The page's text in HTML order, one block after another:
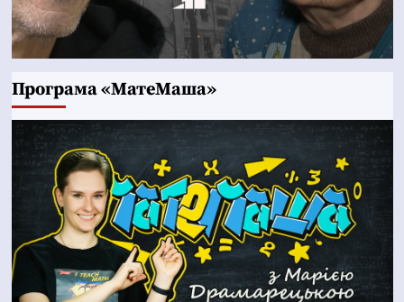
Програма «МатеМаша»